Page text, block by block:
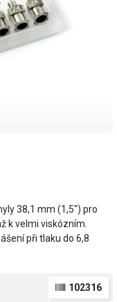
38,1 mm (1,5") pro
k velmi viskózním.
při tlaku do 6,8
102316